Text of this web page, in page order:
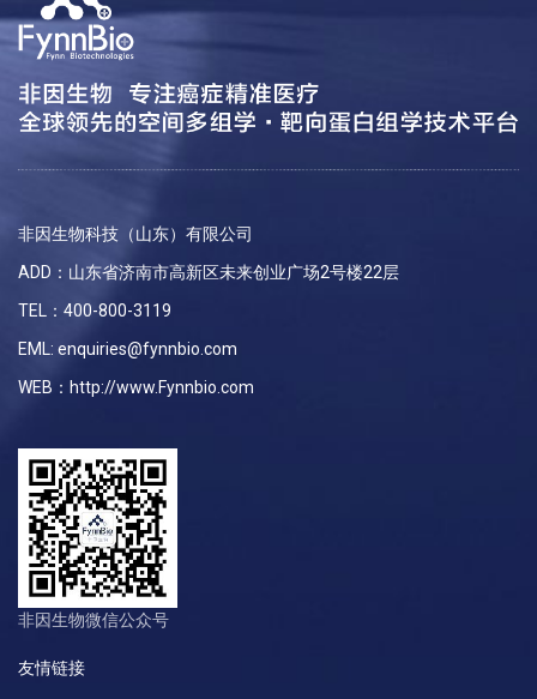
非因生物科技（山东）有限公司
ADD：山东省济南市高新区未来创业广场2号楼22层
TEL：400-800-3119
EML: enquiries@fynnbio.com
WEB：http://www.Fynnbio.com
非因生物微信公众号
友情链接